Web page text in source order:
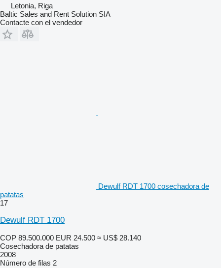
Letonia, Riga
Baltic Sales and Rent Solution SIA
Contacte con el vendedor
Dewulf RDT 1700 cosechadora de
patatas
17
Dewulf RDT 1700
COP 89.500.000 EUR 24.500 ≈ US$ 28.140
Cosechadora de patatas
2008
Número de filas 2